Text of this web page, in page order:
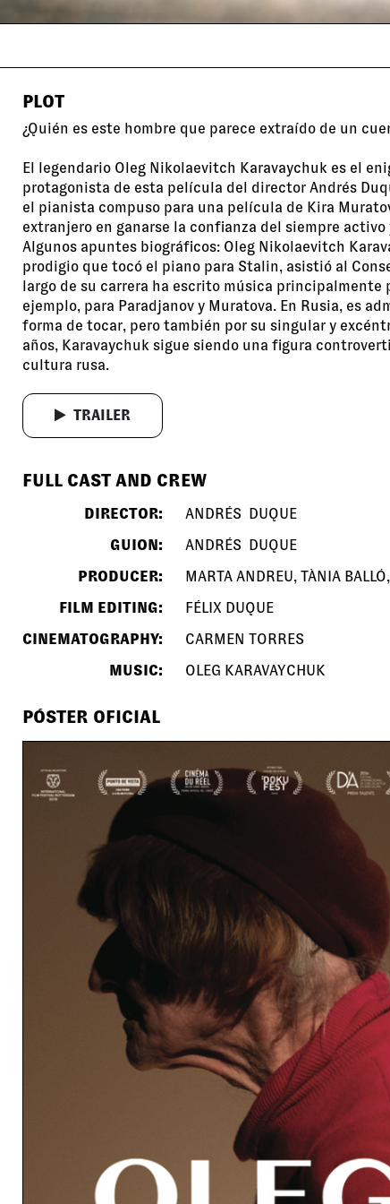
PLOT
¿Quién es este hombre que parece extraído de un
El legendario Oleg Nikolaevitch Karavaychuk es el
protagonista de esta película del director Andrés
el pianista compuso para una película de Kira
extranjero en ganarse la confianza del siempre
Algunos apuntes biográficos: Oleg Nikolaevitch
prodigio que tocó el piano para Stalin, asistió al
largo de su carrera ha escrito música principalmente
ejemplo, para Paradjanov y Muratova. En Rusia, es
forma de tocar, pero también por su singular y
años, Karavaychuk sigue siendo una figura
cultura rusa.
TRAILER
FULL CAST AND CREW
DIRECTOR:
ANDRÉS DUQUE
GUION:
ANDRÉS DUQUE
PRODUCER:
MARTA ANDREU, TÀNIA
FILM EDITING:
FÉLIX DUQUE
CINEMATOGRAPHY:
CARMEN TORRES
MUSIC:
OLEG KARAVAYCHUK
PÓSTER OFICIAL